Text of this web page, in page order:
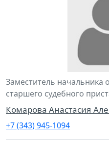
Заместитель начальника
старшего судебного
Комарова Анастасия
+7 (343) 945-1094